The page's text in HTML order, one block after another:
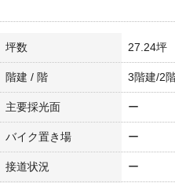
坪数 27.24坪
階建 / 階 3階建/2
主要採光面 ー
バイク置き場 ー
接道状況 ー